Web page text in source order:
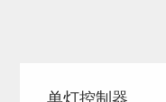
单灯控制器